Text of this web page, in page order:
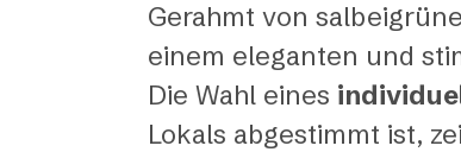
Gerahmt von
einem eleganten und
Die Wahl eines
Lokals abgestimmt ist,